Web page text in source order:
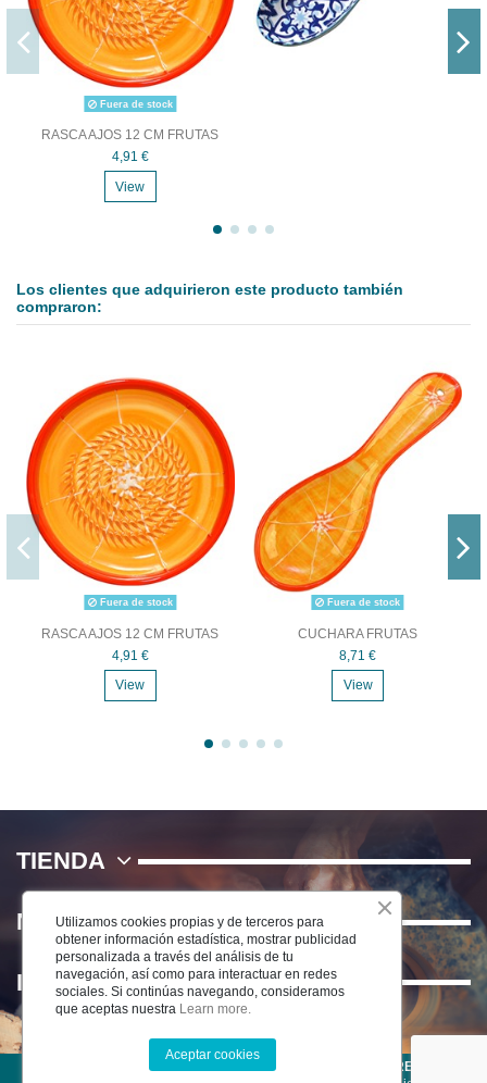
Fuera de stock
RASCA AJOS 12 CM FRUTAS
4,91 €
View
Los clientes que adquirieron este producto también
compraron:
Fuera de stock
RASCA AJOS 12 CM FRUTAS
4,91 €
View
Fuera de stock
CUCHARA FRUTAS
8,71 €
View
TIENDA
NOSOTROS
INFORMACIÓN
©2025 CERÁMICA DEL RÍO SALADO S.L . TODOS LOS DERECHOS
Utilizamos cookies propias y de terceros para
obtener información estadística, mostrar publicidad
personalizada a través del análisis de tu
navegación, así como para interactuar en redes
sociales. Si continúas navegando, consideramos
que aceptas nuestra Learn more.
Aceptar cookies